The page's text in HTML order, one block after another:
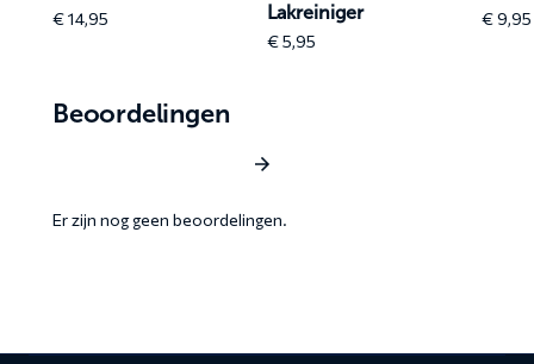
€14,95
Lakreiniger
€5,95
€9,95
Beoordelingen
Er zijn nog geen beoordelingen.